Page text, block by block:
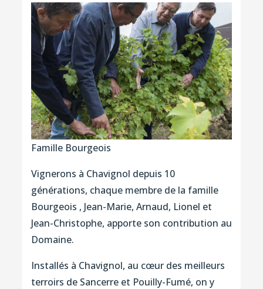
Famille Bourgeois
Vignerons à Chavignol depuis 10
générations, chaque membre de la famille
Bourgeois , Jean-Marie, Arnaud, Lionel et
Jean-Christophe, apporte son contribution au
Domaine.
Installés à Chavignol, au cœur des meilleurs
terroirs de Sancerre et Pouilly-Fumé, on y